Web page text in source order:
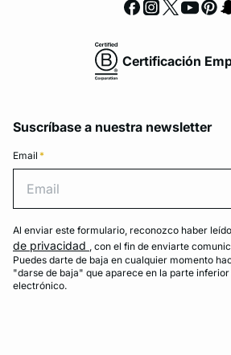
Certificación
Suscríbase a nuestra newsletter
Email *
Al enviar este formulario, reconozco haber
de privacidad , con el fin de enviarte
Puedes darte de baja en cualquier momento
"darse de baja" que aparece en la parte
electrónico.